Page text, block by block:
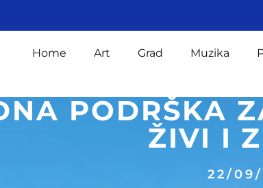
Home Art Grad Muzika
PODRŠKA
ŽIVI I
22/